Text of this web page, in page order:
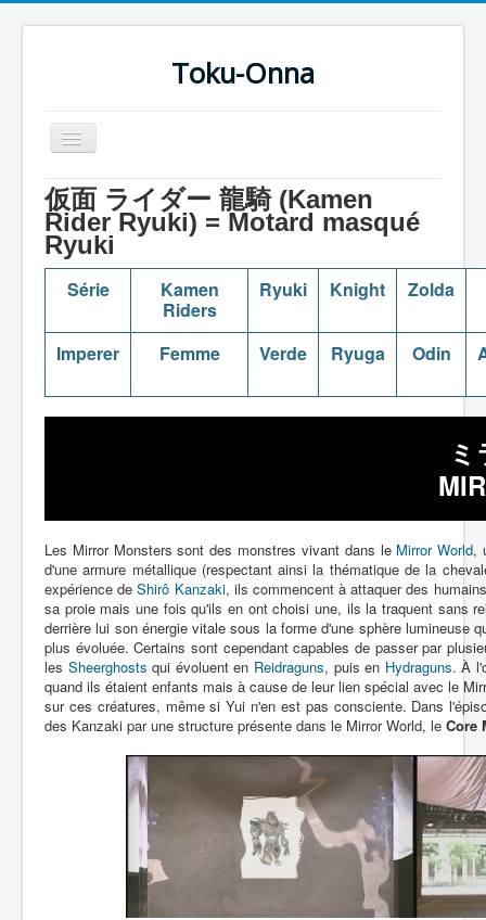
Toku-Onna
Basculer
la
Accueil
Toku-Actrices
Toku-Critiques
Séries
Films
Dessins
仮面 ライダー 龍騎 (Kamen
Rider Ryuki) = Motard masqué
Ryuki
Série
Kamen
Riders
Ryuki Knight Zolda
Imperer Femme Verde Ryuga Odin
Les Mirror Monsters sont des monstres vivant dans le Mirror World,
d'une armure métallique (respectant ainsi la thématique de la
expérience deShirô Kanzaki, ils commencent à attaquer des
sa proie mais une fois qu'ils en ont choisi une, ils la traquent sans
derrière lui son énergie vitale sous la forme d'une sphère
plus évoluée. Certains sont cependant capables de passer par
les Sheerghosts qui évoluent en Reidraguns, puis en Hydraguns. À
quand ils étaient enfants mais à cause de leur lien spécial avec le
sur ces créatures, même si Yui n'en est pas consciente. Dans
des Kanzaki par une structure présente dans le Mirror World, le Core